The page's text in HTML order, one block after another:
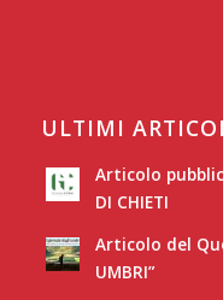
ULTIMI
Articolo
DI CHIETI
Articolo del
UMBRI”